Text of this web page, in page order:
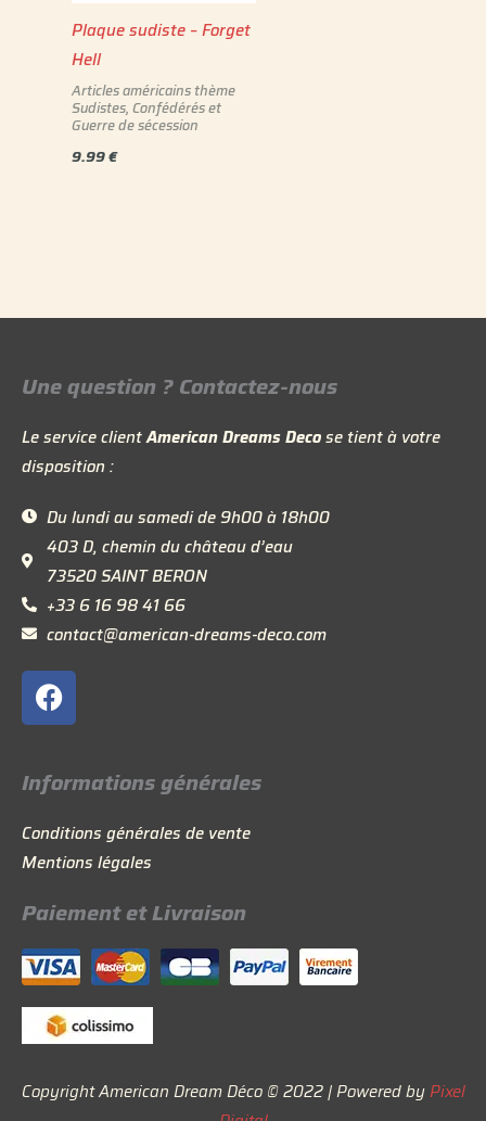
Plaque sudiste – Forget
Hell
Articles américains thème
Sudistes, Confédérés et
Guerre de sécession
9.99€
Une question ? Contactez-nous
Le service clientAmerican Dreams Decose tient à votre
disposition :
Du lundi au samedi de 9h00 à 18h00
403 D, chemin du château d’eau
73520 SAINT BERON
+33 6 16 98 41 66
contact@american-dreams-deco.com
F
a
c
e
b
o
o
k
Informations générales
Conditions générales de vente
Mentions légales
Paiement et Livraison
Copyright American Dream Déco © 2022 | Powered byPixel